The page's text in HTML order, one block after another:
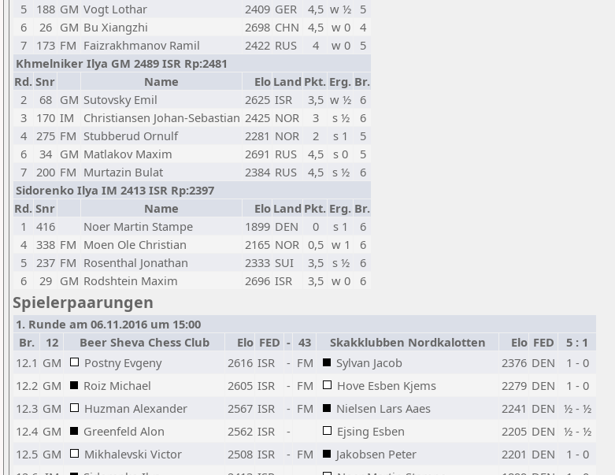
5
188 GM Vogt Lothar 2409 GER 4,5 w ½ 5
6
26 GM Bu Xiangzhi 2698 CHN 4,5 w 0
4
7
173 FM Faizrakhmanov Ramil 2422 RUS 4 w 0
5
Khmelniker Ilya GM 2489 ISR Rp:2481
Rd. Snr Name Elo Land Pkt. Erg. Br.
2
68 GM Sutovsky Emil 2625 ISR 3,5 w ½ 6
3
170 IM Christiansen Johan-Sebastian 2425 NOR 3 s ½
6
4 275 FM Stubberud Ornulf 2281 NOR 2 s 1
5
6
34 GM Matlakov Maxim 2691 RUS 4,5 s 0
5
7 200 FM Murtazin Bulat 2384 RUS 4,5 s ½
6
Sidorenko Ilya IM 2413 ISR Rp:2397
Rd. Snr Name Elo Land Pkt. Erg. Br.
1
416 Noer Martin Stampe 1899 DEN 0 s 1
6
4 338 FM Moen Ole Christian 2165 NOR 0,5 w 1
6
5 237 FM Rosenthal Jonathan 2333 SUI 3,5 s ½
6
6
29 GM Rodshtein Maxim 2696 ISR 3,5 w 0 6
Spielerpaarungen
1. Runde am 06.11.2016 um 15:00
Br.
12 Beer Sheva Chess Club Elo FED - 43 Skakklubben Nordkalotten Elo FED
5 : 1
12.1 GM Postny Evgeny 2616 ISR - FM Sylvan Jacob 2376 DEN
1 - 0
12.2 GM Roiz Michael 2605 ISR - FM Hove Esben Kjems 2279 DEN
1 - 0
12.3 GM Huzman Alexander 2567 ISR - FM Nielsen Lars Aaes 2241 DEN ½ - ½
12.4 GM Greenfeld Alon 2562 ISR - Ejsing Esben 2205 DEN ½ - ½
12.5 GM Mikhalevski Victor 2508 ISR - FM Jakobsen Peter 2201 DEN
1 - 0